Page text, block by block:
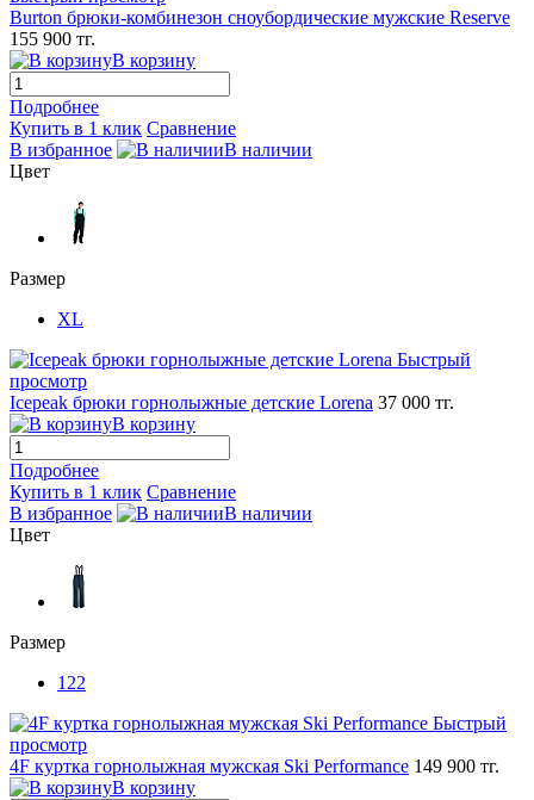
Burton брюки-комбинезон сноубордические мужские Reserve
155 900 тг.
В корзину
Подробнее
Купить в 1 клик Сравнение
В избранное
В наличии
Цвет
Размер
XL
Быстрый
просмотр
Icepeak брюки горнолыжные детские Lorena 37 000 тг.
В корзину
Подробнее
Купить в 1 клик Сравнение
В избранное
В наличии
Цвет
Размер
122
Быстрый
просмотр
4F куртка горнолыжная мужская Ski Performance 149 900 тг.
В корзину